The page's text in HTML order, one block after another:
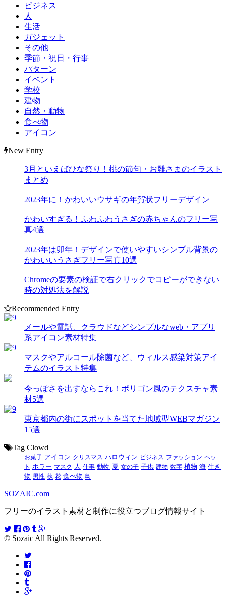
ビジネス
人
生活
ガジェット
その他
季節・祝日・行事
パターン
イベント
学校
建物
自然・動物
食べ物
アイコン
New Entry
3月といえばひな祭り！桃の節句・お雛さまのイラスト
まとめ
2023年に！かわいいウサギの年賀状フリーデザイン
かわいすぎる！ふわふわうさぎの赤ちゃんのフリー写
真4選
2023年は卯年！デザインで使いやすいシンプル背景の
かわいいうさぎフリー写真10選
Chromeの要素の検証で右クリックでコピーができない
時の対処法を解説
Recommended Entry
メールや電話、クラウドなどシンプルなweb・アプリ
系アイコン素材特集
マスクやアルコール除菌など、ウィルス感染対策アイ
テムのイラスト特集
今っぽさを出すならこれ！ポリゴン風のテクスチャ素
材5選
東京都内の街にスポットを当てた地域型WEBマガジン
15選
Tag Clowd
お菓子 アイコン クリスマス ハロウィン ビジネス ファッション ペッ
ト ホラー マスク 人 仕事 動物 夏 女の子 子供 建物 数字 植物 海 生き
物 男性 秋 花 食べ物 鳥
SOZAIC.com
フリーのイラスト素材と制作に役立つブログ情報サイト
© Sozaic All Rights Reserved.